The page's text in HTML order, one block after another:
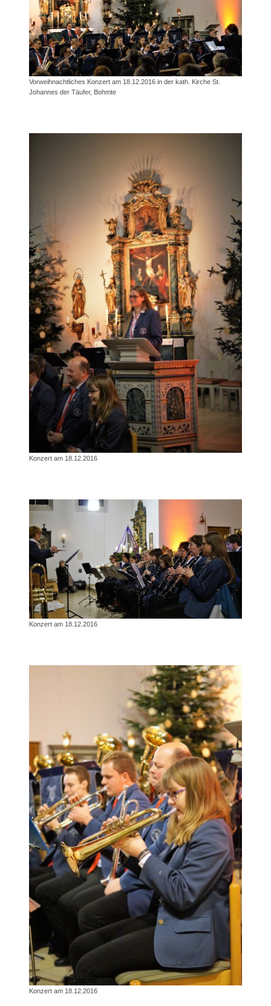
Vorweihnachtliches Konzert am 18.12.2016 in der kath. Kirche St.
Johannes der Täufer, Bohmte
Konzert am 18.12.2016
Konzert am 18.12.2016
Konzert am 18.12.2016